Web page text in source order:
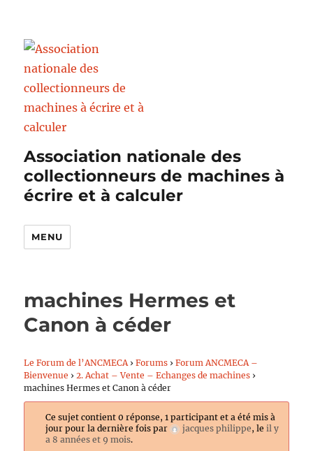
Association nationale des
collectionneurs de machines à
écrire et à calculer
MENU
machines Hermes et
Canon à céder
Le Forum de l’ANCMECA › Forums › Forum ANCMECA –
Bienvenue › 2. Achat – Vente – Echanges de machines ›
machines Hermes et Canon à céder
Ce sujet contient 0 réponse, 1 participant et a été mis à
jour pour la dernière fois par
jacques philippe, le il y
a 8 années et 9 mois.